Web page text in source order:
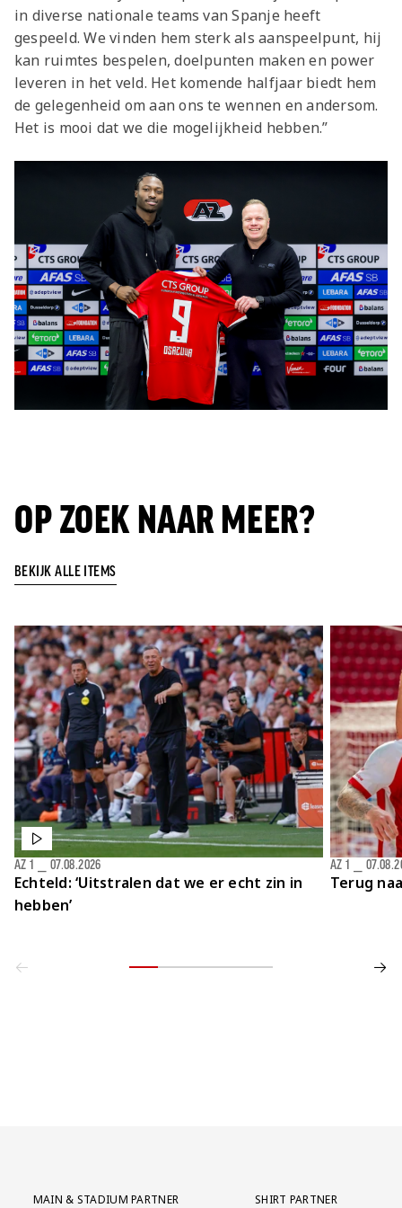
in diverse nationale teams van Spanje heeft
gespeeld. We vinden hem sterk als aanspeelpunt, hij
kan ruimtes bespelen, doelpunten maken en power
leveren in het veld. Het komende halfjaar biedt hem
de gelegenheid om aan ons te wennen en andersom.
Het is mooi dat we die mogelijkheid hebben.”
OP ZOEK NAAR MEER?
BEKIJK ALLE ITEMS
Echteld: ‘Uitstralen dat we er echt zin in
hebben’
AZ 1 07.08.2026
Terug
AZ 1
Partner Logos Grid
MAIN & STADIUM PARTNER
SHIRT PARTNER